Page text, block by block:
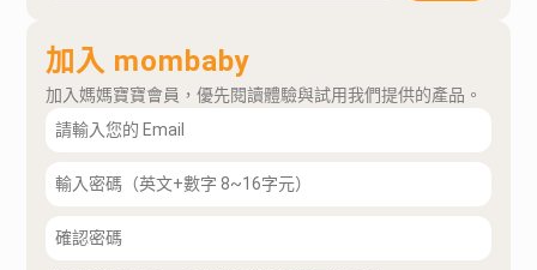
加入 mombaby
加入媽媽寶寶會員，優先閱讀體驗與試用我們提供的產品。